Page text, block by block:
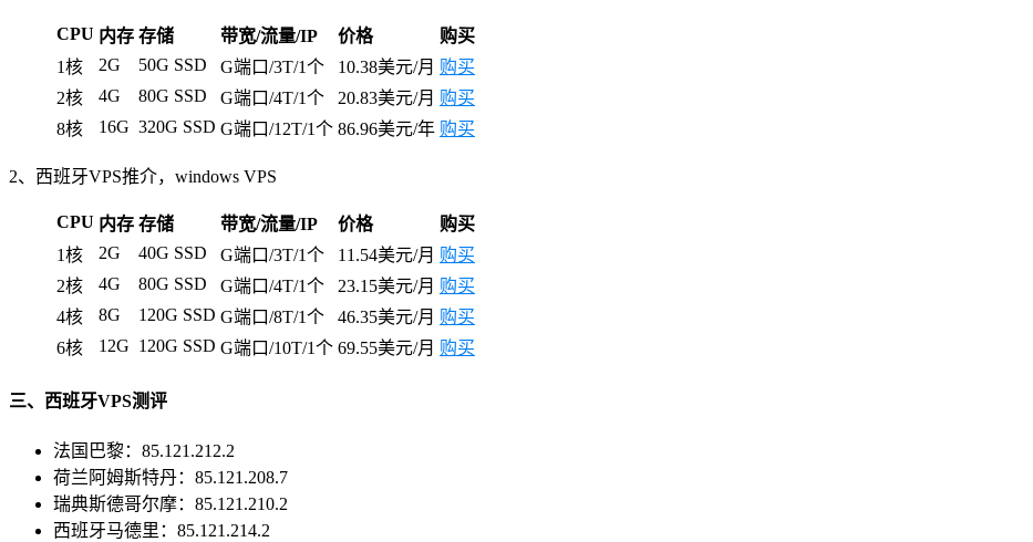
CPU 内存 存储 带宽/流量/IP 价格
购买
1核
2G 50G SSD G端口/3T/1个 10.38美元/月 购买
2核
4G 80G SSD G端口/4T/1个 20.83美元/月 购买
8核
16G 320G SSD G端口/12T/1个 86.96美元/年 购买
2、西班牙VPS推介，windows VPS
CPU 内存 存储 带宽/流量/IP 价格
购买
1核
2G 40G SSD G端口/3T/1个 11.54美元/月 购买
2核
4G 80G SSD G端口/4T/1个 23.15美元/月 购买
4核
8G 120G SSD G端口/8T/1个 46.35美元/月 购买
6核
12G 120G SSD G端口/10T/1个 69.55美元/月 购买
三、西班牙VPS测评
法国巴黎：85.121.212.2
荷兰阿姆斯特丹：85.121.208.7
瑞典斯德哥尔摩：85.121.210.2
西班牙马德里：85.121.214.2